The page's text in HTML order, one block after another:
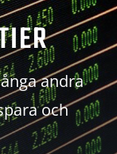
andra
och